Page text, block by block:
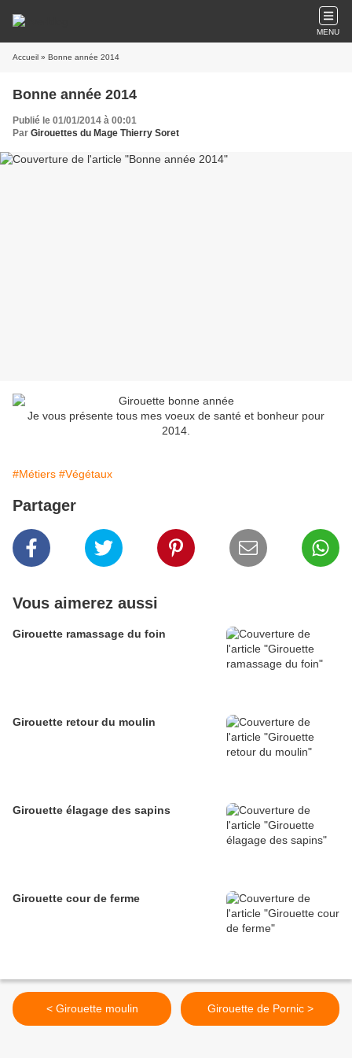
MENU
Accueil » Bonne année 2014
Bonne année 2014
Publié le 01/01/2014 à 00:01
Par Girouettes du Mage Thierry Soret
Je vous présente tous mes voeux de santé et bonheur pour
2014.
#Métiers #Végétaux
Partager
Vous aimerez aussi
Girouette ramassage du foin
Girouette retour du moulin
Girouette élagage des sapins
Girouette cour de ferme
< Girouette moulin Girouette de Pornic >